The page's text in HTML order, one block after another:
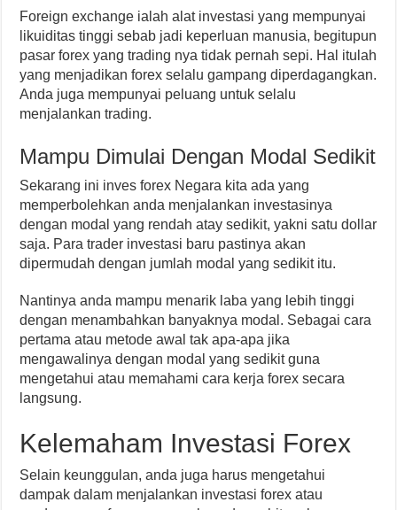
Foreign exchange ialah alat investasi yang mempunyai
likuiditas tinggi sebab jadi keperluan manusia, begitupun
pasar forex yang trading nya tidak pernah sepi. Hal itulah
yang menjadikan forex selalu gampang diperdagangkan.
Anda juga mempunyai peluang untuk selalu
menjalankan trading.
Mampu Dimulai Dengan Modal Sedikit
Sekarang ini inves forex Negara kita ada yang
memperbolehkan anda menjalankan investasinya
dengan modal yang rendah atay sedikit, yakni satu dollar
saja. Para trader investasi baru pastinya akan
dipermudah dengan jumlah modal yang sedikit itu.
Nantinya anda mampu menarik laba yang lebih tinggi
dengan menambahkan banyaknya modal. Sebagai cara
pertama atau metode awal tak apa-apa jika
mengawalinya dengan modal yang sedikit guna
mengetahui atau memahami cara kerja forex secara
langsung.
Kelemaham Investasi Forex
Selain keunggulan, anda juga harus mengetahui
dampak dalam menjalankan investasi forex atau